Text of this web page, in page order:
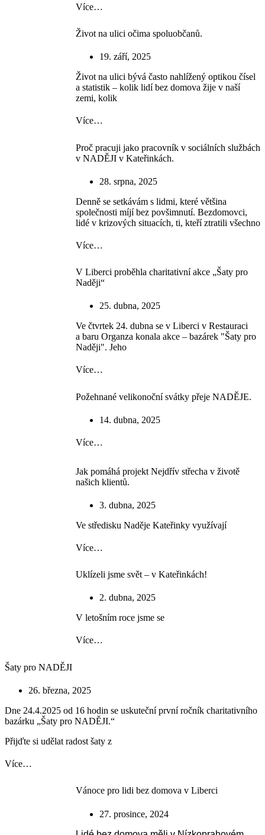
Více…
Život na ulici očima spoluobčanů.
19. září, 2025
Život na ulici bývá často nahlížený optikou čísel
a statistik – kolik lidí bez domova žije v naší
zemi, kolik
Více…
Proč pracuji jako pracovník v sociálních službách
v NADĚJI v Kateřinkách.
28. srpna, 2025
Denně se setkávám s lidmi, které většina
společnosti míjí bez povšimnutí. Bezdomovci,
lidé v krizových situacích, ti, kteří ztratili všechno
Více…
V Liberci proběhla charitativní akce „Šaty pro
Naději“
25. dubna, 2025
Ve čtvrtek 24. dubna se v Liberci v Restauraci
a baru Organza konala akce – bazárek "Šaty pro
Naději". Jeho
Více…
Požehnané velikonoční svátky přeje NADĚJE.
14. dubna, 2025
Více…
Jak pomáhá projekt Nejdřív střecha v životě
našich klientů.
3. dubna, 2025
Ve středisku Naděje Kateřinky využívají
Více…
Uklízeli jsme svět – v Kateřinkách!
2. dubna, 2025
V letošním roce jsme se
Více…
Šaty pro NADĚJI
26. března, 2025
Dne 24.4.2025 od 16 hodin se uskuteční první ročník charitativního
bazárku „Šaty pro NADĚJI.“
Přijďte si udělat radost šaty z
Více…
Vánoce pro lidi bez domova v Liberci
27. prosince, 2024